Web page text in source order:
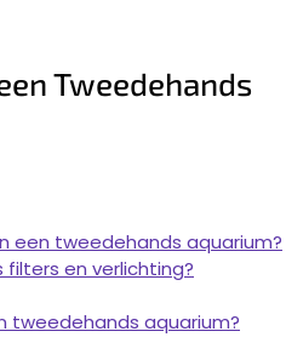
Tweedehands
een tweedehands aquarium?
en verlichting?
tweedehands aquarium?